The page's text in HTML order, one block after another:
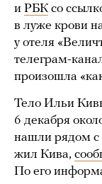
и РБК со
в луже крови
у отеля
телеграм-
произошла
Тело Ильи
6 декабря
нашли рядом с
жил Кива,
По его